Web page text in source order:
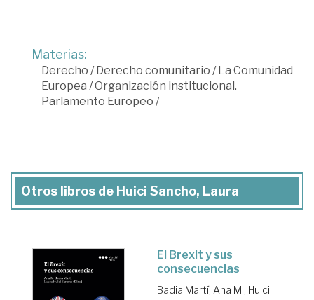
Materias:
Derecho /Derecho comunitario /La Comunidad
Europea /Organización institucional.
Parlamento Europeo /
Otros libros de Huici Sancho, Laura
El Brexit y sus
consecuencias
Badia Martí, Ana M.; Huici